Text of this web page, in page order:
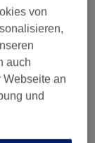
von
auch
Webseite an
und